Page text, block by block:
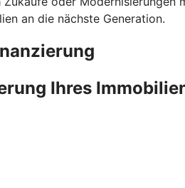
an die nächste Generation.
Ihres